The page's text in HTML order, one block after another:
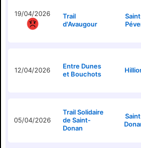
19/04/2026
Trail
d'Avaugour
12/04/2026
Entre Dunes
et Bouchots
05/04/2026
Trail Solidaire
de Saint-
Donan